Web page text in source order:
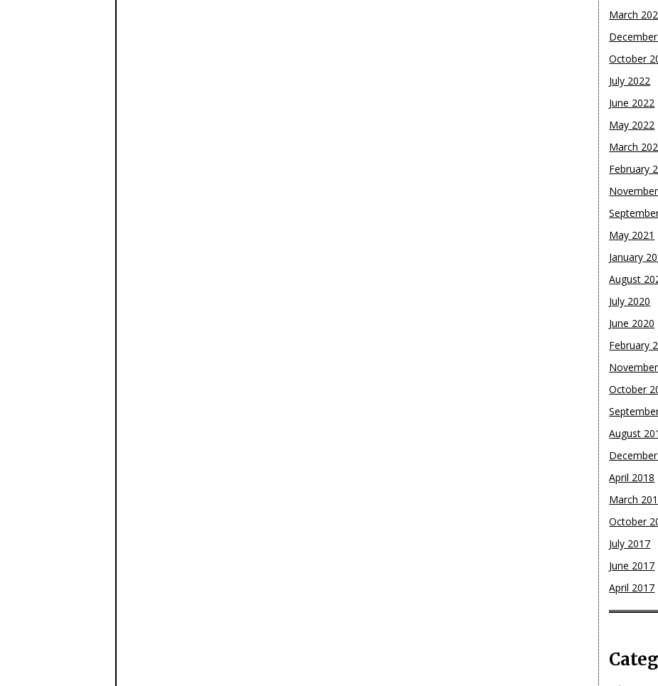
March
October
July 2022
June 2022
May 2022
March
February
May 2021
January
August
July 2020
June 2020
February
October
August
April 2018
March
October
July 2017
June 2017
April 2017